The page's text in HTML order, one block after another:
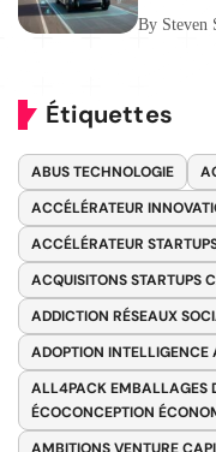
By Steven
Étiquettes
ABUS TECHNOLOGIE
ACCÉLÉRATEUR
ACCÉLÉRATEUR
ACQUISITONS STARTUPS
ADDICTION RÉSEAUX
ADOPTION INTELLIGENCE
ALL4PACK EMBALLAGES
ÉCOCONCEPTION